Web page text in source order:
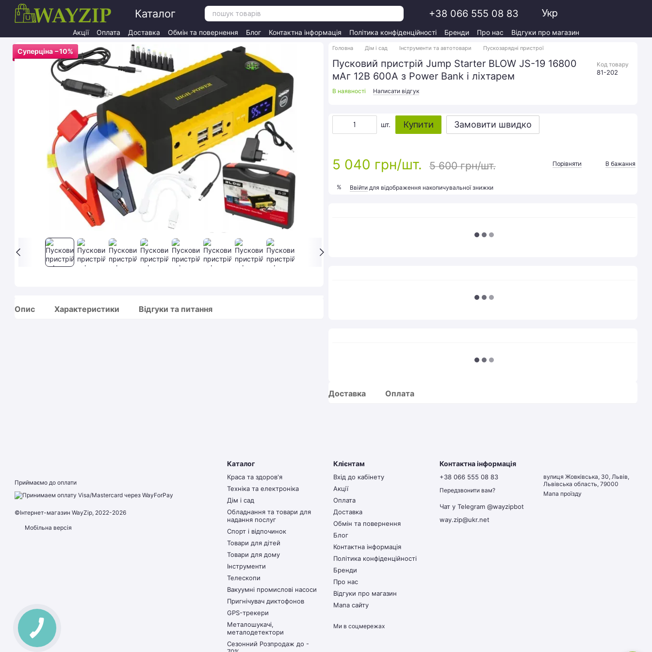
Перейти до основного контенту
Каталог +38 066 555 08 83 Укр
Акції Оплата Доставка Обмін та повернення Блог Контактна інформація Політика конфіденційності Бренди Про нас Відгуки про магазин
Суперціна −10%
Опис Характеристики Відгуки та питання
Головна Дім і сад Інструменти та автотовари Пускозарядні пристрої
Пусковий пристрій Jump Starter BLOW JS-19 16800
мАг 12В 600А з Power Bank і ліхтарем
Код товару
81-202
В наявності Написати відгук
шт. Купити Замовити швидко
5 040 грн/шт. 5 600 грн/шт. Порівняти В бажання
% Ввійти для відображення накопичувальної знижки
Доставка Оплата
Приймаємо до оплати
©Інтернет-магазин WayZip, 2022-2026
Мобільна версія
Каталог
Краса та здоров'я
Техніка та електроніка
Дім і сад
Обладнання та товари для
надання послуг
Спорт і відпочинок
Товари для дітей
Товари для дому
Інструменти
Телескопи
Вакуумні промислові насоси
Пригнічувач диктофонов
GPS-трекери
Металошукачі,
металодетектори
Сезонний Розпродаж до -
Клієнтам
Вхід до кабінету
Акції
Оплата
Доставка
Обмін та повернення
Блог
Контактна інформація
Політика конфіденційності
Бренди
Про нас
Відгуки про магазин
Мапа сайту
Ми в соцмережах
Контактна інформація
+38 066 555 08 83
Передзвонити вам?
Чат у Telegram @wayzipbot
way.zip@ukr.net
вулиця Жовківська, 30, Львів,
Львівська область, 79000
Мапа проїзду